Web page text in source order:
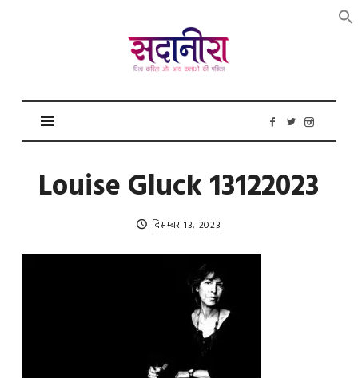
सदानीरा
Louise Gluck 13122023
दिसम्बर 13, 2023